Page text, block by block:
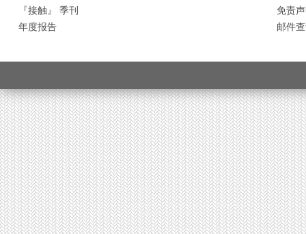
『接触』 季刊
年度报告
免责
邮件